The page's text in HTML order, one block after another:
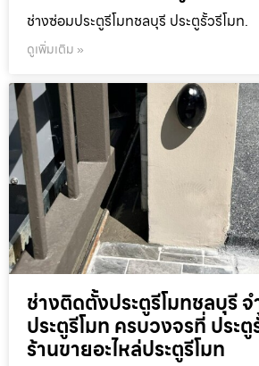
ช่างซ่อมประตูรีโมทชลบุรี ประตูรั้วรีโมท.
ดูเพิ่มเติม »
ช่างติดตั้งประตูรีโมทชลบุรี จ
ประตูรีโมท ครบวงจรที่ ประ
ร้านขายอะไหล่ประตูรีโมท